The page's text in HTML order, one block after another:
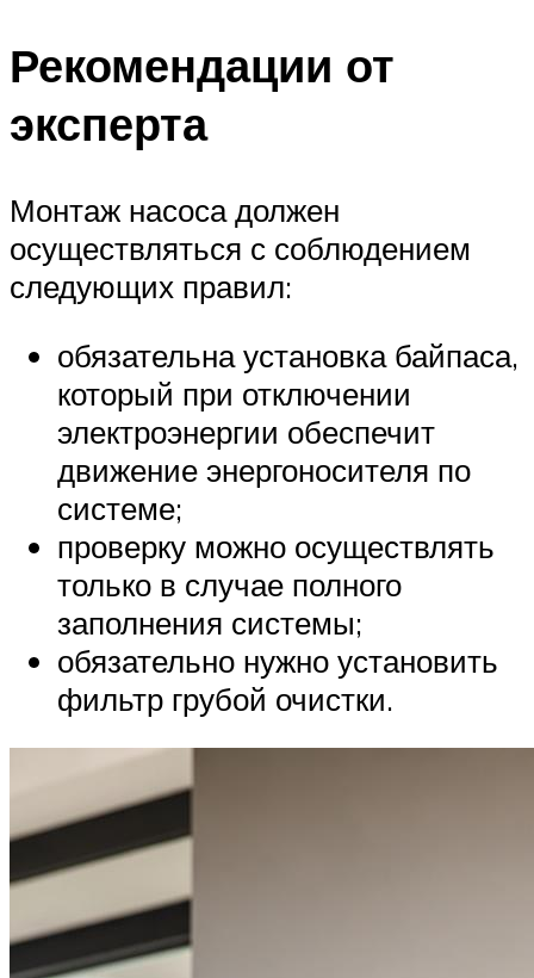
Рекомендации от
эксперта
Монтаж насоса должен
осуществляться с соблюдением
следующих правил:
обязательна установка байпаса,
который при отключении
электроэнергии обеспечит
движение энергоносителя по
системе;
проверку можно осуществлять
только в случае полного
заполнения системы;
обязательно нужно установить
фильтр грубой очистки.